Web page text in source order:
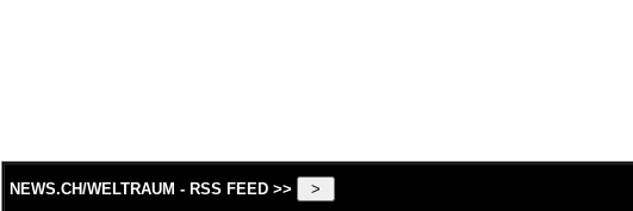
NEWS.CH/WELTRAUM - RSS FEED >>